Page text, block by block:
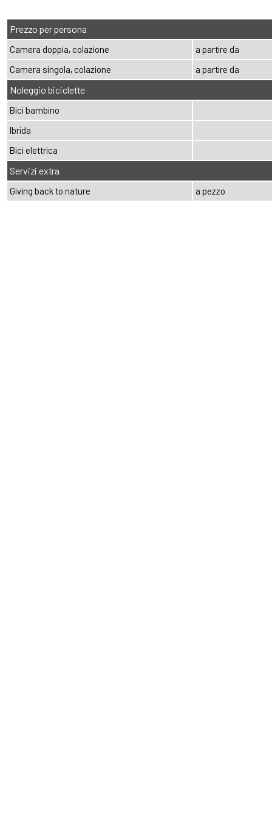
Prezzo per persona
Camera doppia, colazione
a partire da
Camera singola, colazione
a partire da
Noleggio biciclette
Bici bambino
Ibrida
Bici elettrica
Servizi extra
Giving back to nature a pezzo